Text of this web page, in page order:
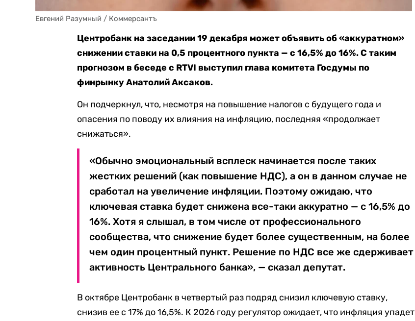
Евгений Разумный / Коммерсантъ
Центробанк на заседании 19 декабря может объявить об «аккуратном»
снижении ставки на 0,5 процентного пункта — с 16,5% до 16%. С таким
прогнозом в беседе с RTVI выступил глава комитета Госдумы по
финрынку Анатолий Аксаков.
Он подчеркнул, что, несмотря на повышение налогов с будущего года и
опасения по поводу их влияния на инфляцию, последняя «продолжает
снижаться».
«Обычно эмоциональный всплеск начинается после таких
жестких решений (как повышение НДС), а он в данном случае не
сработал на увеличение инфляции. Поэтому ожидаю, что
ключевая ставка будет снижена все-таки аккуратно — с 16,5% до
16%. Хотя я слышал, в том числе от профессионального
сообщества, что снижение будет более существенным, на более
чем один процентный пункт. Решение по НДС все же сдерживает
активность Центрального банка», — сказал депутат.
В октябре Центробанк в четвертый раз подряд снизил ключевую ставку,
снизив ее с 17% до 16,5%. К 2026 году регулятор ожидает, что инфляция упадет